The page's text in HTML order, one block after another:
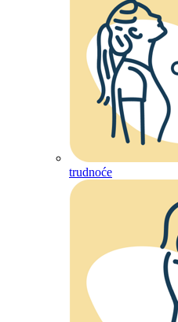
trudnoće